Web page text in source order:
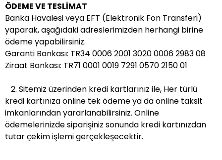
ÖDEME VE TESLİMAT
Banka Havalesi veya EFT (Elektronik Fon Transferi)
yaparak, aşağıdaki adreslerimizden herhangi birine
ödeme yapabilirsiniz.
Garanti Bankası: TR34 0006 2001 3020 0006 2983 08
Ziraat Bankası: TR71 0001 0019 7291 0570 2150 01
2. Sitemiz üzerinden kredi kartlarınız ile, Her türlü
kredi kartınıza online tek ödeme ya da online taksit
imkanlarından yararlanabilirsiniz. Online
ödemelerinizde siparişiniz sonunda kredi kartınızdan
tutar çekim işlemi gerçekleşecektir.